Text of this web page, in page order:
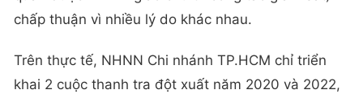
chấp thuận vì nhiều lý do khác nhau.
Trên thực tế, NHNN Chi nhánh TP.HCM chỉ triển
khai 2 cuộc thanh tra đột xuất năm 2020 và 2022,